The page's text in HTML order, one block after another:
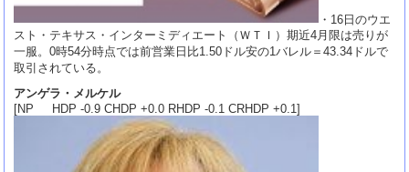
・16日のウエ
スト・テキサス・インターミディエート（ＷＴＩ）期近4月限は売りが
一服。0時54分時点では前営業日比1.50ドル安の1バレル＝43.34ドルで
取引されている。
アンゲラ・メルケル
[NP HDP -0.9 CHDP +0.0 RHDP -0.1 CRHDP +0.1]